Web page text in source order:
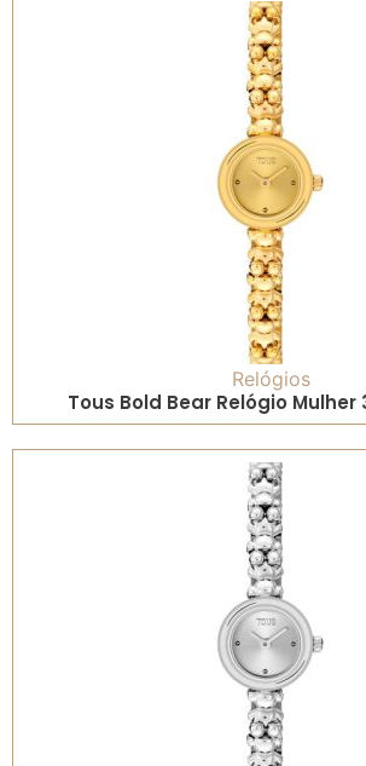
Relógios
Tous Bold Bear Relógio Mulher